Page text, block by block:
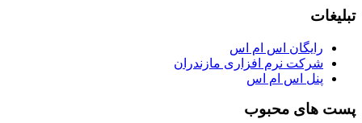
تبلیغات
رایگان اس ام اس
شرکت نرم افزاری مازندران
پنل اس ام اس
پست های محبوب